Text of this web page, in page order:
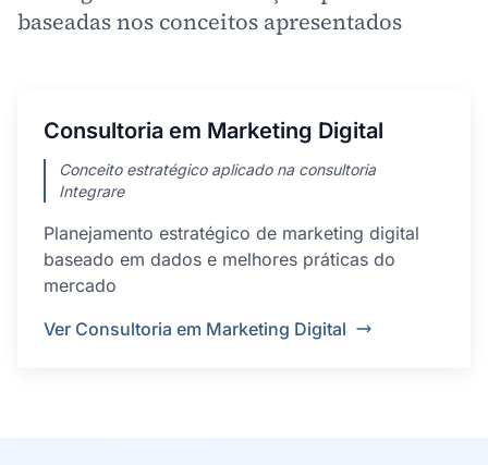
baseadas nos conceitos apresentados
Consultoria em Marketing Digital
Conceito estratégico aplicado na consultoria
Integrare
Planejamento estratégico de marketing digital
baseado em dados e melhores práticas do
mercado
Ver Consultoria em Marketing Digital